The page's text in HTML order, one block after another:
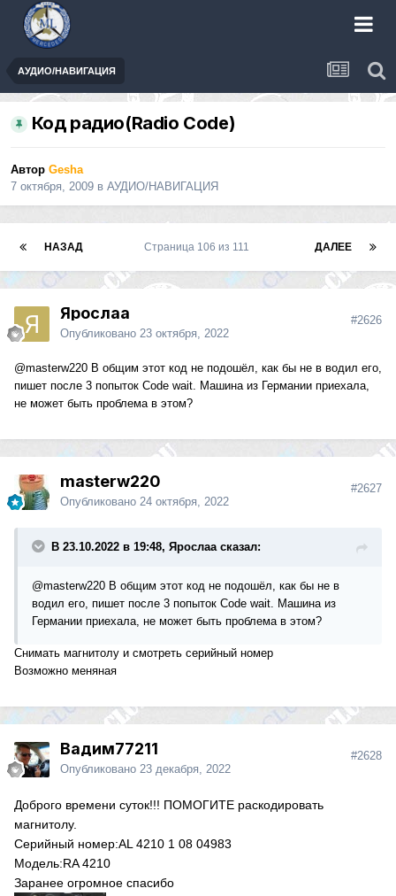
АУДИО/НАВИГАЦИЯ
Код радио(Radio Code)
Автор Gesha
7 октября, 2009 в АУДИО/НАВИГАЦИЯ
НАЗАД ДАЛЕЕ
Страница 106 из 111
Ярослаа
Опубликовано 23 октября, 2022
#2626
@masterw220 В общим этот код не подошёл, как бы не в водил его,
пишет после 3 попыток Code wait. Машина из Германии приехала,
не может быть проблема в этом?
masterw220
Опубликовано 24 октября, 2022
#2627
В 23.10.2022 в 19:48, Ярослаа сказал:
@masterw220 В общим этот код не подошёл, как бы не в
водил его, пишет после 3 попыток Code wait. Машина из
Германии приехала, не может быть проблема в этом?
Снимать магнитолу и смотреть серийный номер
Возможно меняная
Вадим77211
Опубликовано 23 декабря, 2022
#2628
Доброго времени суток!!! ПОМОГИТЕ раскодировать
магнитолу.
Серийный номер:AL 4210 1 08 04983
Модель:RA 4210
Заранее огромное спасибо